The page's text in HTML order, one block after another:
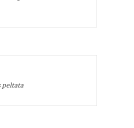
peltata